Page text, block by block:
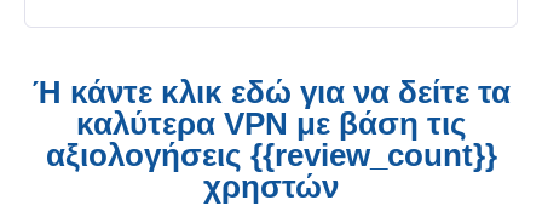
Ή κάντε κλικ εδώ για να δείτε τα
καλύτερα VPN με βάση τις
αξιολογήσεις {{review_count}}
χρηστών